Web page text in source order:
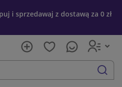
i sprzedawaj z dostawą za 0 zł
szukaj